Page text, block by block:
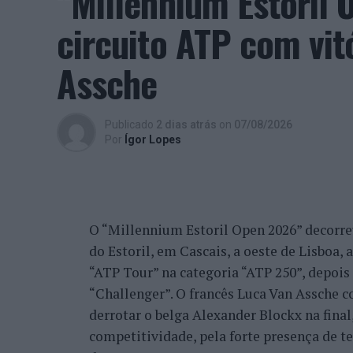
resposta às experiências.
“O principal desafio é preservar a
pela abundância de informações e pela
humano permanece, mas o seu
Ígor Lopes
circuito ATP com
Assche
Publicado 2 dias atrás on 07/08/2026
Por Ígor Lopes
O “Millennium Estoril Open 2026”
do Estoril, em Cascais, a oeste de
“ATP Tour” na categoria “ATP 250”,
“Challenger”. O francês Luca Van
derrotar o belga Alexander Blockx na
competitividade, pela forte presença de